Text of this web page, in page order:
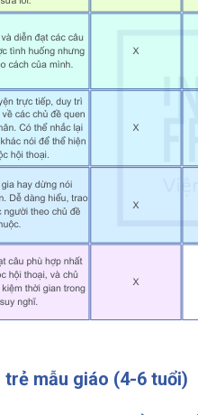
trẻ mẫu giáo (4-6 tuổi)